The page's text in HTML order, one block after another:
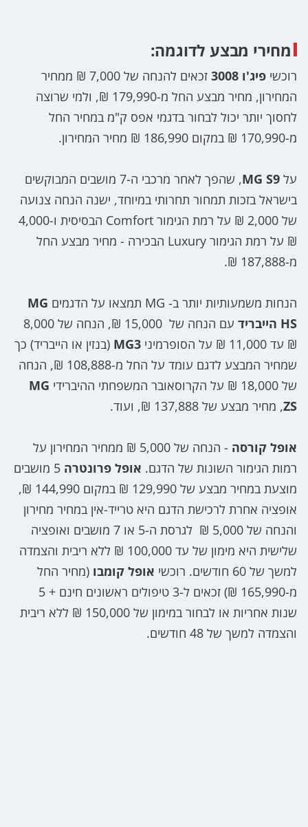
מחירי מבצע לדוגמה:
רוכשי פיג'ו 3008
זכאים להנחה של 7,000 ₪ ממחיר
המחירון, מחיר מבצע החל מ-179,990 ₪, ולמי שרוצה
לחסוך יותר יכול לבחור בדגמי אפס ק"מ במחיר החל
מ-170,990 ₪ במקום 186,990 ₪ מחיר המחירון.
על MG S9
, שהפך לאחר מרכבי ה-7 מושבים המבוקשים
בישראל בזכות תמחור תחרותי במיוחד, ישנה הנחה צנועה
של 2,000 ₪ על רמת הגימור Comfort הבסיסית ו-4,000
₪ על רמת הגימור Luxury הבכירה - מחיר מבצע החל
מ-187,888 ₪.
הנחות משמעותיות יותר ב- MG תמצאו על הדגמים
MG
HS הייבריד
עם הנחה של 15,000 ₪, הנחה של 8,000
₪ עד 11,000 ₪ על הסופרמיני
MG3 (בנזין או הייבריד) כך
שמחיר המבצע לדגם עומד על החל מ-108,888 ₪, הנחה
של 18,000 ₪ על הקרוסאובר המשפחתי ההיברידי
MG
ZS, מחיר מבצע של 137,888 ₪, ועוד.
אופל קורסה
- הנחה של 5,000 ₪ ממחיר המחירון על
רמות הגימור השונות של הדגם. אופל פרונטרה
5 מושבים
מוצעת במחיר מבצע של 129,990 ₪ במקום 144,990 ₪,
אופציה אחרת לרכישת הדגם היא טרייד-אין במחיר מחירון
והנחה של 5,000 ₪ לגרסת ה-5 או 7 מושבים ואופציה
שלישית היא מימון של עד 100,000 ₪ ללא ריבית והצמדה
למשך של 60 חודשים. רוכשי
אופל קומבו (מחיר החל
מ-165,990 ₪) זכאים ל-3 טיפולים ראשונים חינם + 5
שנות אחריות או לבחור במימון של 150,000 ₪ ללא ריבית
והצמדה למשך של 48 חודשים.